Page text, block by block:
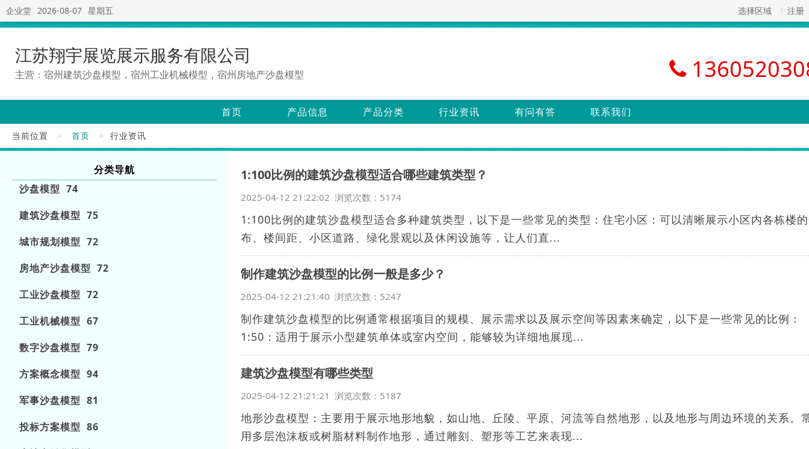
企业堂 2026-08-07 星期五 选择区域 注册
江苏翔宇展览展示服务有限公司
主营：宿州建筑沙盘模型，宿州工业机械模型，宿州房地产沙盘模型
首页 产品信息 产品分类 行业资讯 有问有答 联系我们
当前位置 > 首页 > 行业资讯
分类导航
沙盘模型 74
建筑沙盘模型 75
城市规划模型 72
房地产沙盘模型 72
工业沙盘模型 72
工业机械模型 67
数字沙盘模型 79
方案概念模型 94
军事沙盘模型 81
投标方案模型 86
1:100比例的建筑沙盘模型适合哪些建筑类型？
2025-04-12 21:22:02 浏览次数：5174
1:100比例的建筑沙盘模型适合多种建筑类型，以下是一些常见的类型：住宅小区：可以清晰展示小区内各栋楼
布、楼间距、小区道路、绿化景观以及休闲设施等，让人们直...
制作建筑沙盘模型的比例一般是多少？
2025-04-12 21:21:40 浏览次数：5247
制作建筑沙盘模型的比例通常根据项目的规模、展示需求以及展示空间等因素来确定，以下是一些常见的比例：
1:50：适用于展示小型建筑单体或室内空间，能够较为详细地展现...
建筑沙盘模型有哪些类型
2025-04-12 21:21:21 浏览次数：5187
地形沙盘模型：主要用于展示地形地貌，如山地、丘陵、平原、河流等自然地形，以及地形与周边环境的关系。
用多层泡沫板或树脂材料制作地形，通过雕刻、塑形等工艺来表现...